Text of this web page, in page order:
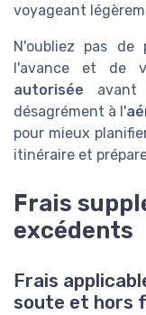
voyageant
N'oubliez pas de
l'avance et de
autorisée avant
désagrément à l'
pour mieux
itinéraire et
Frais
excédents
Frais
soute et hors